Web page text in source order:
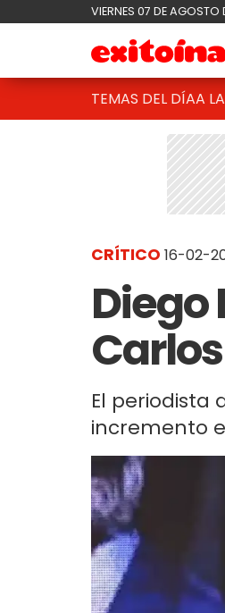
VIERNES 07 DE AGOSTO
TEMAS DEL DÍAA
CRÍTICO 16-02-
El periodista
incremento